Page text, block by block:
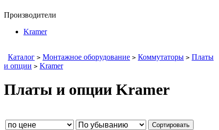
Производители
Kramer
Каталог > Монтажное оборудование > Коммутаторы > Платы
и опции > Kramer
Платы и опции Kramer